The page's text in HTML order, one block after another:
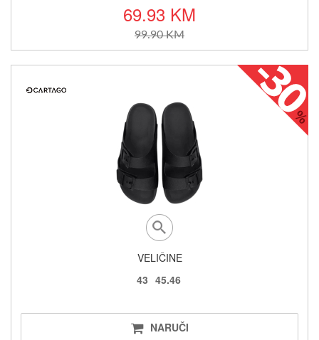
69.93 KM
99.90 KM
VELIČINE
43 45.46
NARUČI